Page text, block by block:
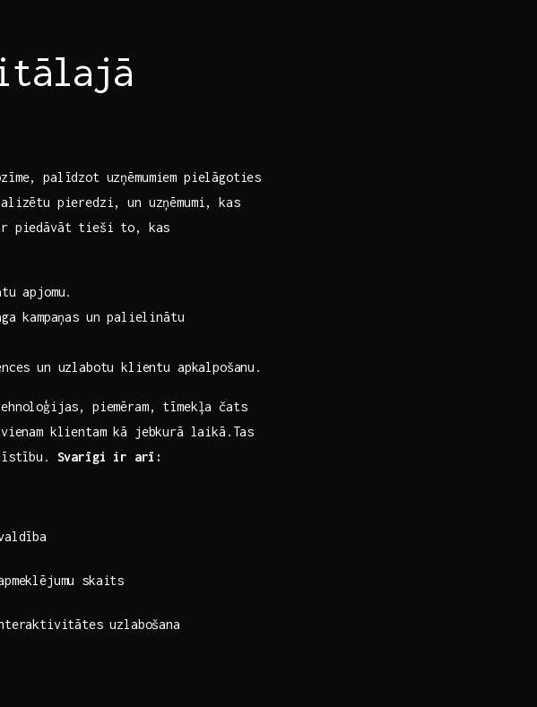
palīdzot uzņēmumiem pielāgoties
pieredzi, un uzņēmumi,⁣ kas
piedāvāt tieši to, kas
apjomu.
kampaņas un palielinātu
un uzlabotu klientu apkalpošanu.
piemēram, tīmekļa čats
klientam kā jebkurā laikā.Tas
Svarīgi ir⁤ arī:
​skaits
uzlabošana